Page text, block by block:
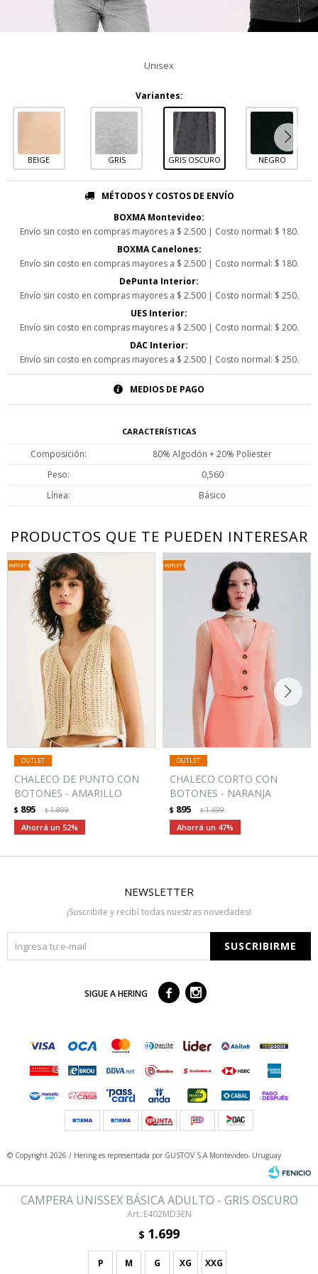
Unisex
Variantes:
BEIGE GRIS GRIS OSCURO NEGRO
CAMPERA UNISSEX BÁSICA ADULTO - GRIS OSCURO
E402MD3EN
$ 1.699
P M G XG XXG
MÉTODOS Y COSTOS DE ENVÍO
BOXMA Montevideo:
Envío sin costo en compras mayores a $ 2.500 | Costo normal: $ 180.
BOXMA Canelones:
Envío sin costo en compras mayores a $ 2.500 | Costo normal: $ 180.
DePunta Interior:
Envío sin costo en compras mayores a $ 2.500 | Costo normal: $ 250.
UES Interior:
Envío sin costo en compras mayores a $ 2.500 | Costo normal: $ 200.
DAC Interior:
Envío sin costo en compras mayores a $ 2.500 | Costo normal: $ 250.
MEDIOS DE PAGO
CARACTERÍSTICAS
Composición
80% Algodón + 20% Poliester
Peso
0,560
Línea
Básico
PRODUCTOS QUE TE PUEDEN INTERESAR
CHALECO DE PUNTO CON
BOTONES - AMARILLO
$ 895 $1.899
52
CHALECO CORTO CON
BOTONES - NARANJA
$ 895 $1.699
47
NEWSLETTER
¡Suscribite y recibí todas nuestras novedades!
SUSCRIBIRME
SIGUE A HERING  
© Copyright 2026 / Hering es representada por GUSTOV S.A Montevideo- Uruguay